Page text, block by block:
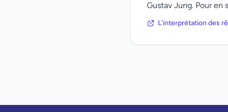
Gustav Jung. Pour en
L'interprétation des